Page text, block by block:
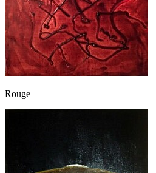
Rouge